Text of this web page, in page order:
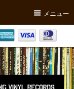
メニュー